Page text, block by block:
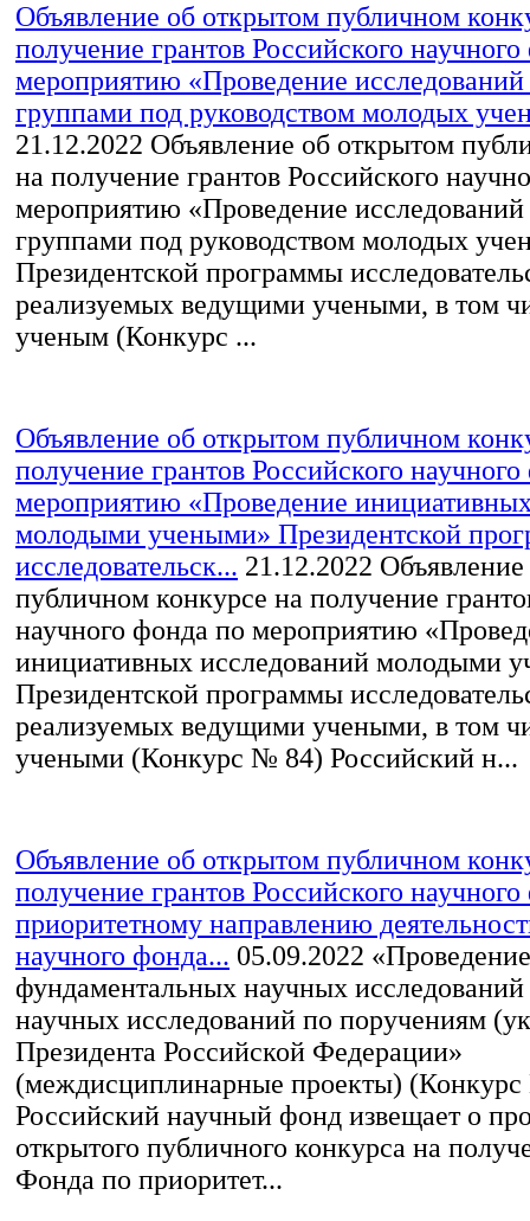
Объявление об открытом публичном
получение грантов Российского
мероприятию «Проведение
группами под руководством молодых
21.12.2022 Объявление об открытом
на получение грантов Российского
мероприятию «Проведение
группами под руководством молодых
Президентской программы
реализуемых ведущими учеными, в том
ученым (Конкурс ...
Объявление об открытом публичном
получение грантов Российского
мероприятию «Проведение
молодыми учеными» Президентской
исследовательск... 21.12.2022
публичном конкурсе на получение
научного фонда по мероприятию
инициативных исследований молодыми
Президентской программы
реализуемых ведущими учеными, в том
учеными (Конкурс № 84) Российский н...
Объявление об открытом публичном
получение грантов Российского
приоритетному направлению
научного фонда... 05.09.2022 «Проведение
фундаментальных научных
научных исследований по поручениям
Президента Российской Федерации»
(междисциплинарные проекты)
Российский научный фонд извещает о
открытого публичного конкурса на
Фонда по приоритет...